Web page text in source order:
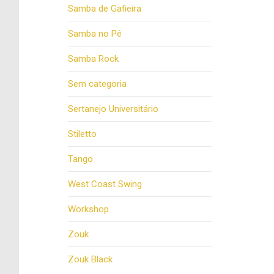
Samba de Gafieira
Samba no Pé
Samba Rock
Sem categoria
Sertanejo Universitário
Stiletto
Tango
West Coast Swing
Workshop
Zouk
Zouk Black